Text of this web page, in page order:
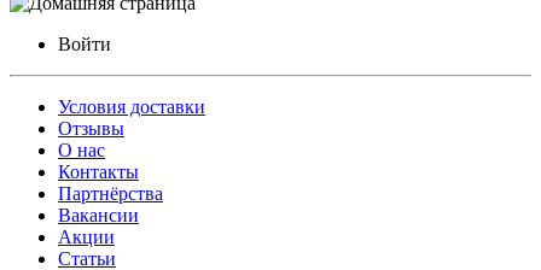
Войти
Условия доставки
Отзывы
О нас
Контакты
Партнёрства
Вакансии
Акции
Статьи